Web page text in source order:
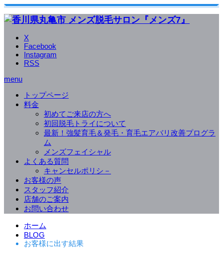
X
Facebook
Instagram
RSS
menu
トップページ
料金
初めてご来店の方へ
初回脱毛トライについて
最新！強髪育毛＆発毛・育毛エアバリ改善プログラ
ム
メンズフェイシャル
よくある質問
キャンセルポリシ－
お客様の声
スタッフ紹介
店舗のご案内
お問い合わせ
ホーム
BLOG
お客様に出す結果